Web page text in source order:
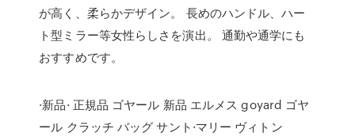
が高く、柔らかデザイン。 長めのハンドル、ハー
ト型ミラー等女性らしさを演出。 通勤や通学にも
おすすめです。
·新品· 正規品 ゴヤール 新品 エルメス goyard ゴヤ
ール クラッチ バッグ サント·マリー ヴィトン